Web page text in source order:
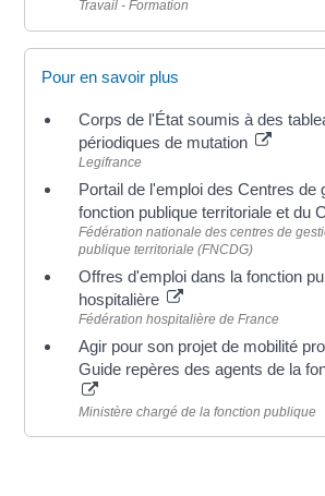
Travail - Formation
Pour en savoir plus
Corps de l'État soumis à des
périodiques de mutation
Legifrance
Portail de l'emploi des Centres de
fonction publique territoriale et du
Fédération nationale des centres de
publique territoriale (FNCDG)
Offres d'emploi dans la fonction
hospitalière
Fédération hospitalière de France
Agir pour son projet de mobilité
Guide repères des agents de la
Ministère chargé de la fonction publique